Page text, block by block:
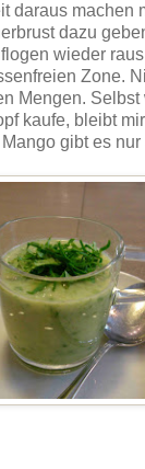
daraus machen
dazu
wieder
Zone.
Mengen.
kaufe, bleibt
gibt es